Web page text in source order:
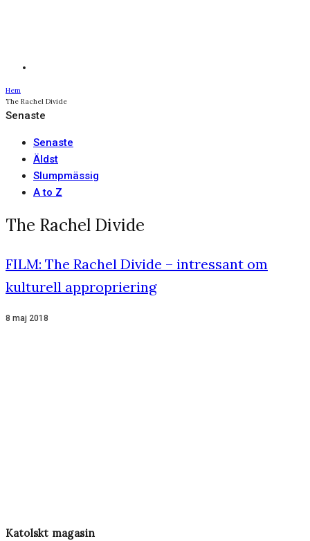
Hem
The Rachel Divide
Senaste
Senaste
Äldst
Slumpmässig
A to Z
The Rachel Divide
FILM: The Rachel Divide – intressant om
kulturell appropriering
8 maj 2018
Katolskt magasin